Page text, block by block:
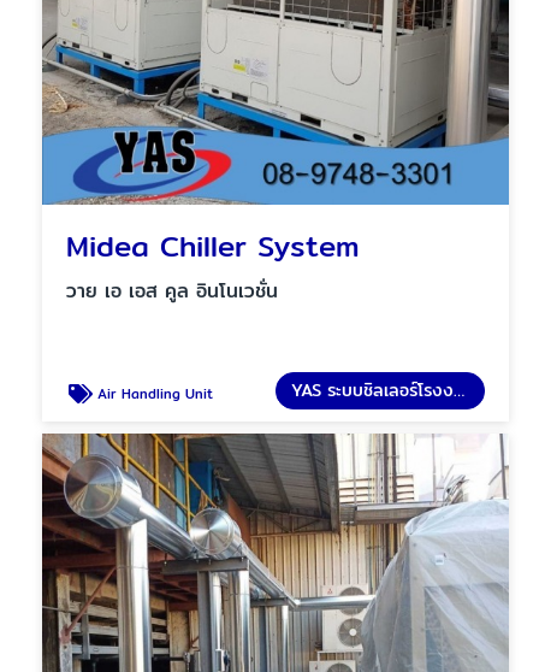
Midea Chiller System
วาย เอ เอส คูล อินโนเวชั่น
Air Handling Unit YAS ระบบชิลเลอร์โรงงาน